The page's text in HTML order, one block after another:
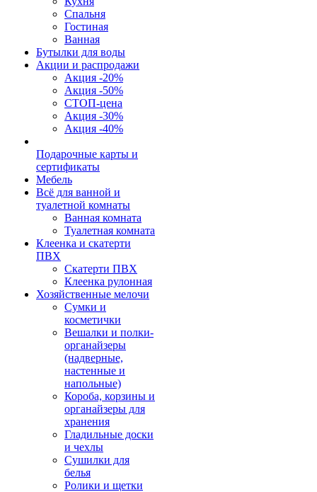
Спальня
Гостиная
Ванная
Бутылки для воды
Акции и распродажи
Акция -20%
Акция -50%
СТОП-цена
Акция -30%
Акция -40%
Подарочные карты и
сертификаты
Мебель
Всё для ванной и
туалетной комнаты
Ванная комната
Туалетная комната
Клеенка и скатерти
ПВХ
Скатерти ПВХ
Клеенка рулонная
Хозяйственные мелочи
Сумки и
косметички
Вешалки и полки-
органайзеры
(надверные,
настенные и
напольные)
Короба, корзины и
органайзеры для
хранения
Гладильные доски
и чехлы
Сушилки для
белья
Ролики и щетки